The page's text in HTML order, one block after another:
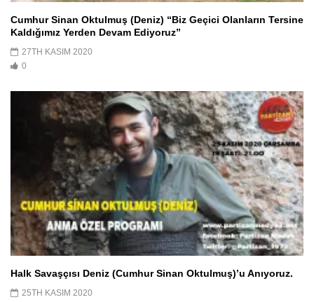
Cumhur Sinan Oktulmuş (Deniz) “Biz Geçici Olanların Tersine
Kaldığımız Yerden Devam Ediyoruz”
27TH KASIM 2020
0
Halk Savaşçısı Deniz (Cumhur Sinan Oktulmuş)’u Anıyoruz.
25TH KASIM 2020